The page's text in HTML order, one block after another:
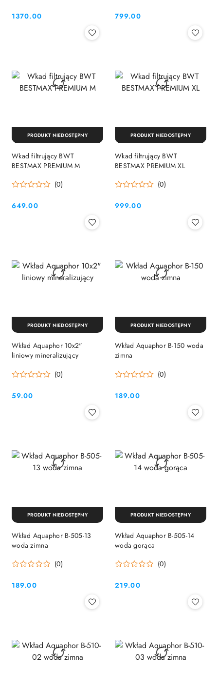
Cena:
1370.00 Cena:
799.00
Wkad filtrujący BWT
BESTMAX PREMIUM M
(0)
Cena:
649.00
PRODUKT NIEDOSTĘPNY
Wkad filtrujący BWT
BESTMAX PREMIUM XL
(0)
Cena:
999.00
PRODUKT NIEDOSTĘPNY
Wkład Aquaphor 10x2"
liniowy mineralizujący
(0)
Cena:
59.00
PRODUKT NIEDOSTĘPNY
Wkład Aquaphor B-150 woda
zimna
(0)
Cena:
189.00
PRODUKT NIEDOSTĘPNY
Wkład Aquaphor B-505-13
woda zimna
(0)
Cena:
189.00
PRODUKT NIEDOSTĘPNY
Wkład Aquaphor B-505-14
woda gorąca
(0)
Cena:
219.00
PRODUKT NIEDOSTĘPNY